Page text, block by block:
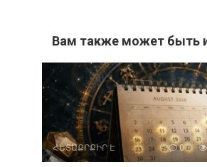
Вам также может быть
ՀԵՏԱՔՐՔԻՐ Է 0